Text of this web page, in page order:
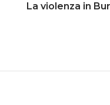
La violenza in